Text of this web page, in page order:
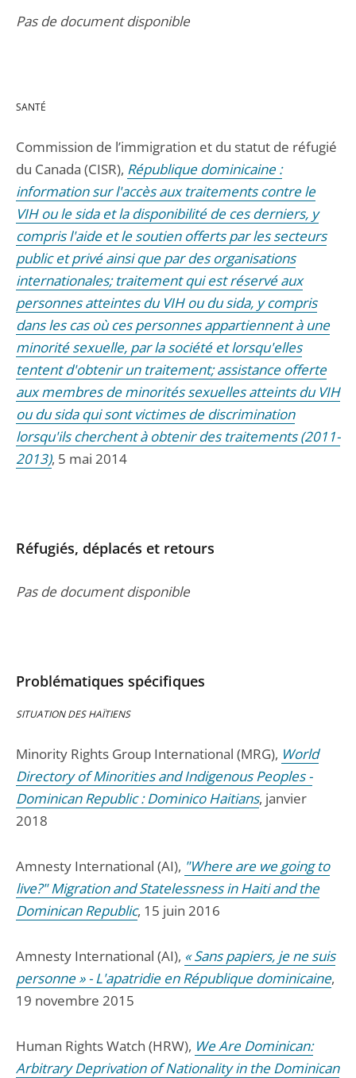
Pas de document disponible
SANTÉ
Commission de l’immigration et du statut de réfugié
du Canada (CISR), République dominicaine :
information sur l'accès aux traitements contre le
VIH ou le sida et la disponibilité de ces derniers, y
compris l'aide et le soutien offerts par les secteurs
public et privé ainsi que par des organisations
internationales; traitement qui est réservé aux
personnes atteintes du VIH ou du sida, y compris
dans les cas où ces personnes appartiennent à une
minorité sexuelle, par la société et lorsqu'elles
tentent d'obtenir un traitement; assistance offerte
aux membres de minorités sexuelles atteints du VIH
ou du sida qui sont victimes de discrimination
lorsqu'ils cherchent à obtenir des traitements (2011-
2013), 5 mai 2014
Réfugiés, déplacés et retours
Pas de document disponible
Problématiques spécifiques
SITUATION DES HAÏTIENS
Minority Rights Group International (MRG), World
Directory of Minorities and Indigenous Peoples -
Dominican Republic : Dominico Haitians, janvier
2018
Amnesty International (AI), "Where are we going to
live?" Migration and Statelessness in Haiti and the
Dominican Republic, 15 juin 2016
Amnesty International (AI), « Sans papiers, je ne suis
personne » - L'apatridie en République dominicaine,
19 novembre 2015
Human Rights Watch (HRW), We Are Dominican:
Arbitrary Deprivation of Nationality in the Dominican